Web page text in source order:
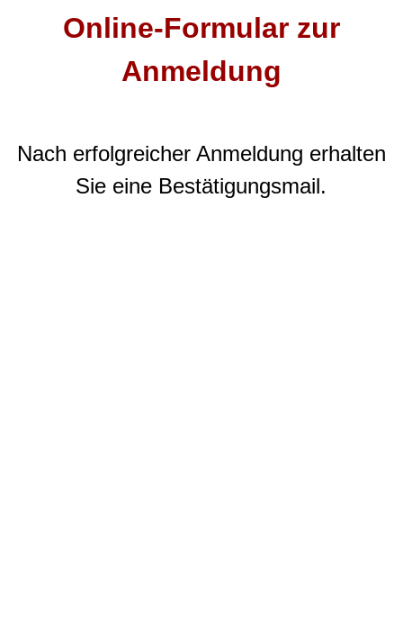
Online-Formular zur
Anmeldung
Nach erfolgreicher Anmeldung erhalten
Sie eine Bestätigungsmail.